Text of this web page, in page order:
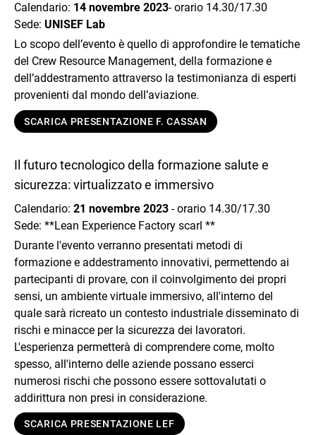
Calendario: 14 novembre 2023- orario 14.30/17.30 ​​​​​​​
Sede: UNISEF Lab
Lo scopo dell’evento è quello di approfondire le tematiche
del Crew Resource Management, della formazione e
dell’addestramento attraverso la testimonianza di esperti
provenienti dal mondo dell’aviazione.
SCARICA PRESENTAZIONE F. CASSAN
Il futuro tecnologico della formazione salute e
sicurezza: virtualizzato e immersivo
Calendario: 21 novembre 2023 - orario 14.30/17.30
Sede: **Lean Experience Factory scarl **
Durante l'evento verranno presentati metodi di
formazione e addestramento innovativi, permettendo ai
partecipanti di provare, con il coinvolgimento dei propri
sensi, un ambiente virtuale immersivo, all'interno del
quale sarà ricreato un contesto industriale disseminato di
rischi e minacce per la sicurezza dei lavoratori.
L'esperienza permetterà di comprendere come, molto
spesso, all'interno delle aziende possano esserci
numerosi rischi che possono essere sottovalutati o
addirittura non presi in considerazione.
SCARICA PRESENTAZIONE LEF